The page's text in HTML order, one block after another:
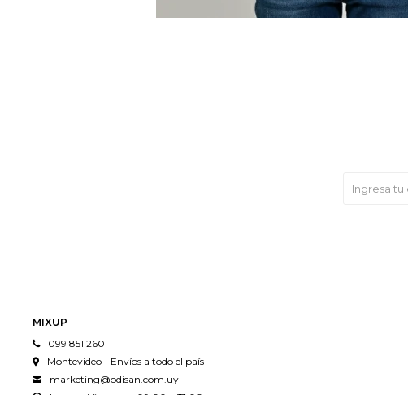
MIXUP
099 851 260
Montevideo - Envíos a todo el país
marketing@odisan.com.uy